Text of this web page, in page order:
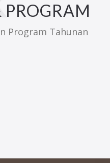
PROGRAM
Program Tahunan